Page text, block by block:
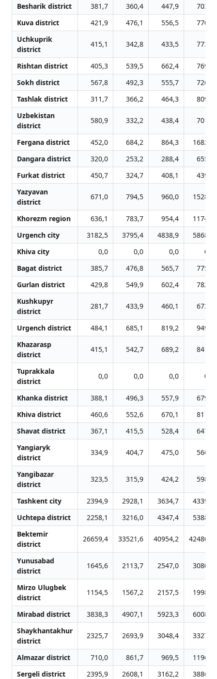
Besharik district
381,7 360,4 447,9
703,3
Kuva district
421,9 476,1 556,5
770,7
Uchkuprik
district
415,1 342,8 433,5 773,0
Rishtan district 405,3 539,5 662,4
769,2
Sokh district
567,8 492,3 555,7
726,5
Tashlak district
311,7 366,2 464,3
809,4
Uzbekistan
district
580,9 332,2 438,4 701,5
Fergana district 452,0 684,2 864,3
1682,2
Dangara district
320,0 253,2 288,4
655,7
Furkat district
450,7 324,7 408,1
439,5
Yazyavan
district
671,0 794,5 960,0 1528,2
Khorezm region 636,1 783,7 954,4
1174,1
Urgench city
3182,5 3795,4 4838,9
5868,5
Khiva city
0,0 0,0 0,0
0,0
Bagat district
385,7 476,8 565,7
775,2
Gurlan district
429,8 549,9 602,4
782,7
Kushkupyr
district
281,7 433,9 460,1 673,2
Urgench district 484,1 685,1 819,2
949,5
Khazarasp
district
415,1 542,7 689,2 841,8
Tuprakkala
district
0,0 0,0 0,0 0,0
Khanka district 388,1 496,3 557,9
679,7
Khiva district
460,6 552,6 670,1
811,9
Shavat district
367,1 415,5 528,4
647,9
Yangiaryk
district
334,9 404,7 475,0 566,4
Yangibazar
district
323,5 315,9 424,2 598,1
Tashkent city 2394,9 2928,1 3634,7
4339,9
Uchtepa district
2258,1 3216,0 4347,4
5388,7
Bektemir
district
26659,4 33521,6 40954,2 42480,7
Yunusabad
district
1645,6 2113,7 2547,0 3080,3
Mirzo Ulugbek
district
1154,5 1567,2 2157,5 1998,6
Mirabad district 3838,3 4907,1 5923,3
6008,7
Shaykhantakhur
district
2325,7 2693,9 3048,4 3327,2
Almazar district 710,0 861,7 969,5
1196,2
Sergeli district
2395,9 2608,1 3162,2
3886,6